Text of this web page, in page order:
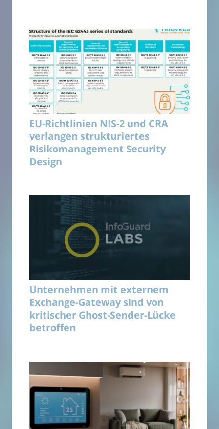
EU-Richtlinien NIS-2 und CRA
verlangen strukturiertes
Risikomanagement Security
Design
Unternehmen mit externem
Exchange-Gateway sind von
kritischer Ghost-Sender-Lücke
betroffen